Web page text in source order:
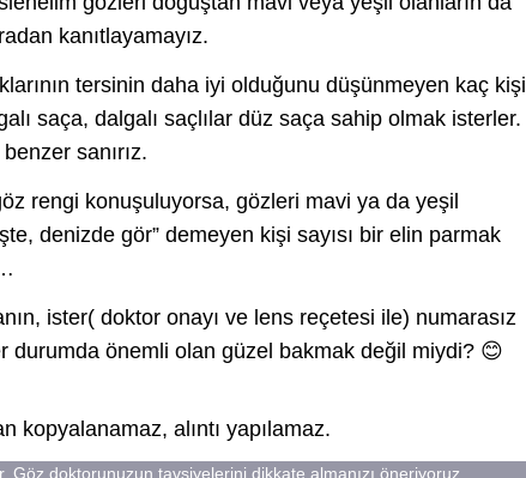
kanıtlayamayız.
tersinin daha iyi olduğunu düşünmeyen kaç kişi
saça, dalgalı saçlılar düz saça sahip olmak isterler.
sanırız.
rengi konuşuluyorsa, gözleri mavi ya da yeşil
denizde gör” demeyen kişi sayısı bir elin parmak
ister( doktor onayı ve lens reçetesi ile) numarasız
durumda önemli olan güzel bakmak değil miydi? 😊
kopyalanamaz, alıntı yapılamaz.
Göz doktorunuzun tavsiyelerini dikkate almanızı öneriyoruz.